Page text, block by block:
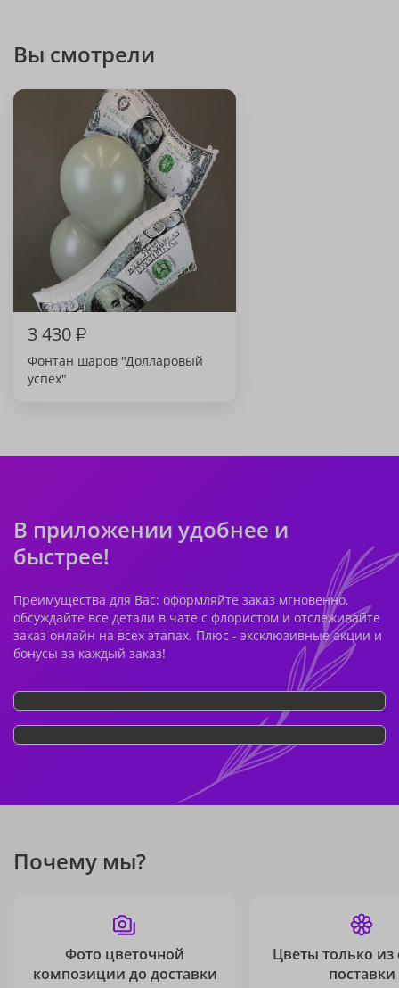
Вы смотрели
3 430₽
Фонтан шаров "Долларовый
успех"
В приложении удобнее и
быстрее!
Преимущества для Вас: оформляйте заказ мгновенно,
обсуждайте все детали в чате с флористом и отслеживайте
заказ онлайн на всех этапах. Плюс - эксклюзивные акции и
бонусы за каждый заказ!
Почему мы?
Фото цветочной
композиции до доставки
Цветы только из
поставки